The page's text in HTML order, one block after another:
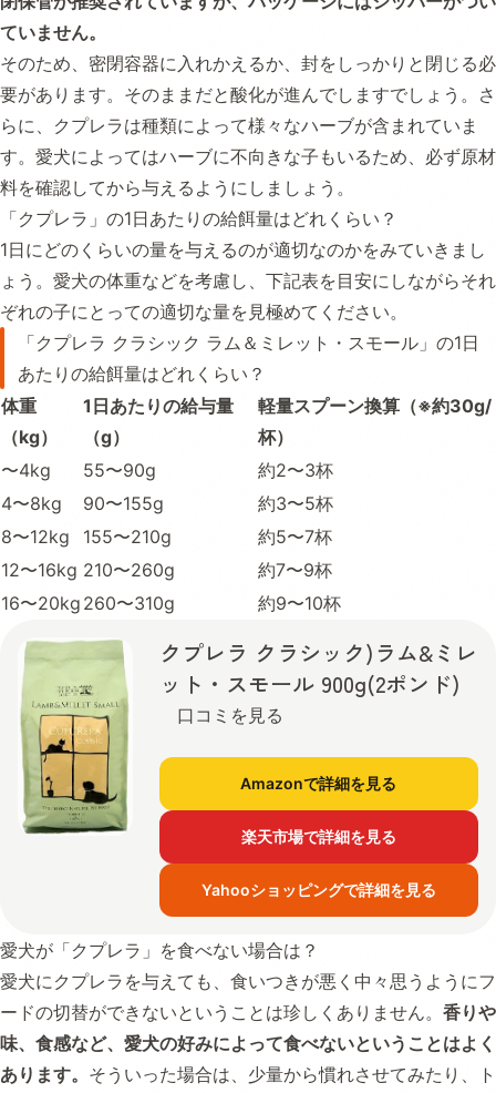
ていません。
そのため、密閉容器に入れかえるか、封をしっかりと閉じる必
要があります。そのままだと酸化が進んでしますでしょう。さ
らに、クプレラは種類によって様々なハーブが含まれていま
す。愛犬によってはハーブに不向きな子もいるため、必ず原材
料を確認してから与えるようにしましょう。
「クプレラ」の1日あたりの給餌量はどれくらい？
1日にどのくらいの量を与えるのが適切なのかをみていきまし
ょう。愛犬の体重などを考慮し、下記表を目安にしながらそれ
ぞれの子にとっての適切な量を見極めてください。
「クプレラ クラシック ラム＆ミレット・スモール」の1日
あたりの給餌量はどれくらい？
体重
（kg）
1日あたりの給与量
（g）
軽量スプーン換算（※約30g/
杯）
〜4kg
55〜90g
約2〜3杯
4〜8kg
90〜155g
約3〜5杯
8〜12kg
155〜210g
約5〜7杯
12〜16kg 210〜260g
約7〜9杯
16〜20kg 260〜310g 約9〜10杯
クプレラ クラシック)ラム&ミレ
ット・スモール 900g(2ポンド)
口コミを見る
Amazonで詳細を見る
楽天市場で詳細を見る
Yahooショッピングで詳細を見る
愛犬が「クプレラ」を食べない場合は？
愛犬にクプレラを与えても、食いつきが悪く中々思うようにフ
ードの切替ができないということは珍しくありません。 香りや
味、食感など、愛犬の好みによって食べないということはよく
あります。 そういった場合は、少量から慣れさせてみたり、ト